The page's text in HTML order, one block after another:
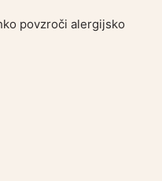
povzroči alergijsko